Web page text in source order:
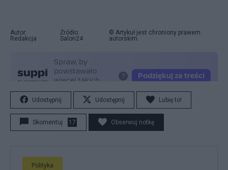
Autor:
Redakcja
Źródło:
Salon24
© Artykuł jest chroniony prawem
autorskim.
Udostępnij Udostępnij Lubię to!
Skomentuj 17 Obserwuj notkę
Polityka